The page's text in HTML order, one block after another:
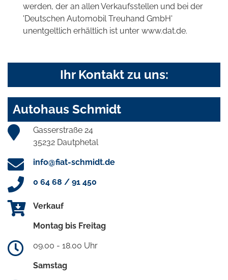
werden, der an allen Verkaufsstellen und bei der
'Deutschen Automobil Treuhand GmbH'
unentgeltlich erhältlich ist unter www.dat.de.
Ihr Kontakt zu uns:
Autohaus Schmidt
Gasserstraße 24
35232 Dautphetal
info@fiat-schmidt.de
0 64 68 / 91 450
Verkauf
Montag bis Freitag
09.00 - 18.00 Uhr
Samstag